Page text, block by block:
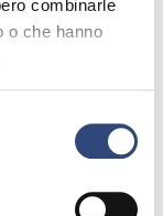
combinarle
o che hanno